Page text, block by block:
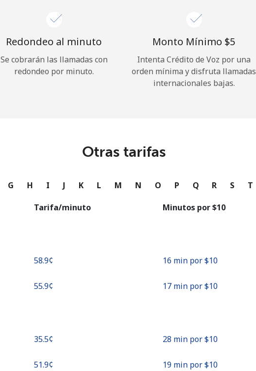
Continuar con
Redondeo al minuto
Se cobrarán las llamadas con
redondeo por minuto.
Monto Mínimo ⁦$5⁩
Intenta Crédito de Voz por una
orden mínima y disfruta llamadas
internacionales bajas.
Otras tarifas
G H I J K L M N O P Q R S T
Tarifa/minuto Minutos por ⁦$10⁩
⁦58.9¢⁩ 16 min por ⁦$10⁩
⁦55.9¢⁩ 17 min por ⁦$10⁩
⁦35.5¢⁩ 28 min por ⁦$10⁩
⁦51.9¢⁩ 19 min por ⁦$10⁩